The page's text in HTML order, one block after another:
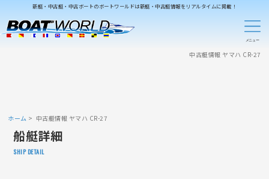
新艇・中古艇・中古ボートのボートワールドは新艇・中古艇情報をリアルタイムに掲載！
中古艇情報 ヤマハ CR-27
ホーム 中古艇情報 ヤマハ CR-27
船艇詳細
SHIP DETAIL